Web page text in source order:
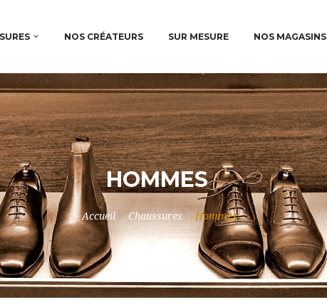
NOS CRÉATEURS SUR MESURE NOS MAGASINS
HOMMES
Accueil / Chaussures / Hommes